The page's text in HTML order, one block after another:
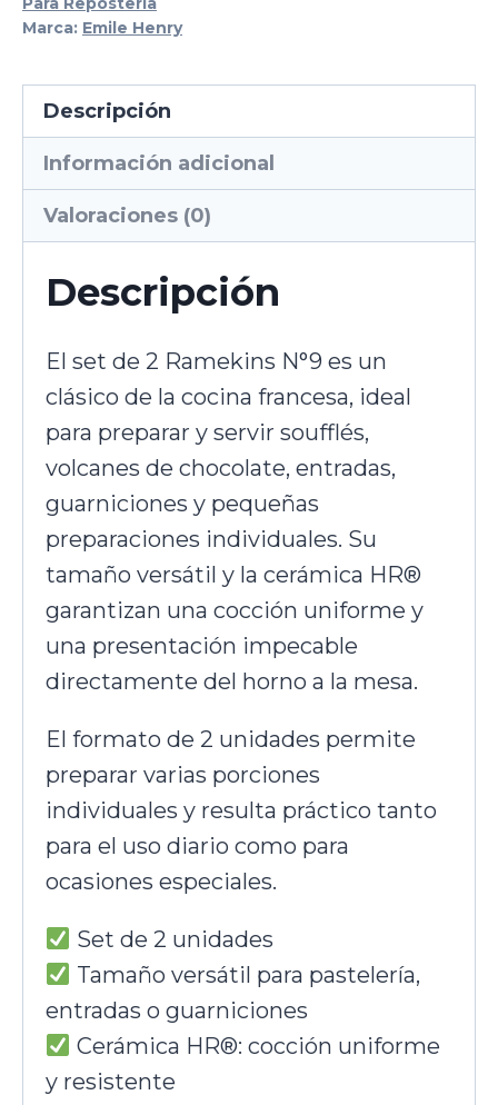
cantidad
Marca: Emile Henry
Descripción
Información adicional
Valoraciones (0)
Descripción
El set de 2 Ramekins N°9 es un
clásico de la cocina francesa, ideal
para preparar y servir soufflés,
volcanes de chocolate, entradas,
guarniciones y pequeñas
preparaciones individuales. Su
tamaño versátil y la cerámica HR®
garantizan una cocción uniforme y
una presentación impecable
directamente del horno a la mesa.
El formato de 2 unidades permite
preparar varias porciones
individuales y resulta práctico tanto
para el uso diario como para
ocasiones especiales.
Set de 2 unidades
Tamaño versátil para pastelería,
entradas o guarniciones
Cerámica HR®: cocción uniforme
y resistente